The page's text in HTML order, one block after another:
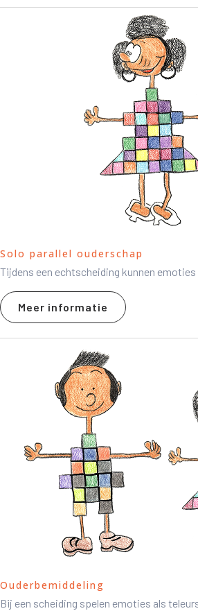
Solo parallel ouderschap
Tijdens een echtscheiding kunnen
Meer informatie
Ouderbemiddeling
Bij een scheiding spelen emoties als